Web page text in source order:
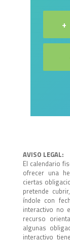
+
AVISO LEGAL:
El calendario
ofrecer una
ciertas
pretende
índole con
interactivo no
recurso
algunas
interactivo